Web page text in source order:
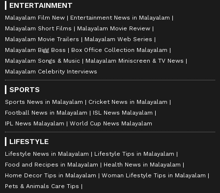
ENTERTAINMENT
Malayalam Film New
Entertainment News in Malayalam
Malayalam Short Films
Malayalam Movie Review
Malayalam Movie Trailers
Malayalam Web Series
Malayalam Bigg Boss
Box Office Collection Malayalam
Malayalam Songs & Music
Malayalam Miniscreen & TV News
Malayalam Celebrity Interviews
SPORTS
Sports News in Malayalam
Cricket News in Malayalam
Football News in Malayalam
ISL News Malayalam
IPL News Malayalam
World Cup News Malayalam
LIFESTYLE
Lifestyle News in Malayalam
Lifestyle Tips in Malayalam
Food and Recipes in Malayalam
Health News in Malayalam
Home Decor Tips in Malayalam
Woman Lifestyle Tips in Malayalam
Pets & Animals Care Tips